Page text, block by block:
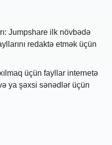
Jumpshare ilk növbədə
redaktə etmək üçün
üçün fayllar internetə
ya şəxsi sənədlər üçün